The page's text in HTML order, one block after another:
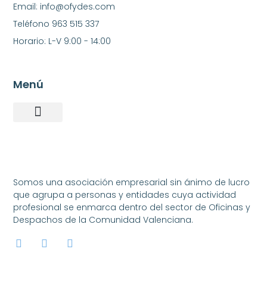
Somos una asociación empresarial sin ánimo de lucro
que agrupa a personas y entidades cuya actividad
profesional se enmarca dentro del sector de Oficinas y
Despachos de la Comunidad Valenciana.
Menú
Email: info@ofydes.com
Teléfono 963 515 337
Horario: L-V 9:00 - 14:00